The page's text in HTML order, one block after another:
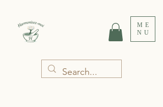
ME
NU